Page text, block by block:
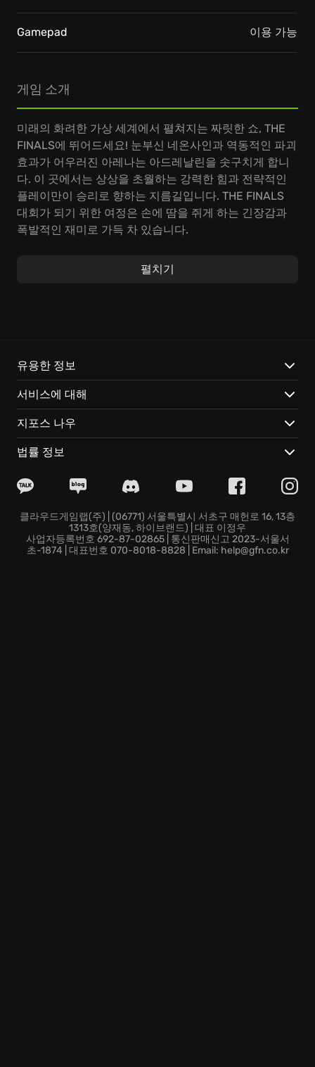
게임 소개
미래의 화려한 가상 세계에서 펼쳐지는 짜릿한 쇼, THE
FINALS에 뛰어드세요! 눈부신 네온사인과 역동적인 파괴
효과가 어우러진 아레나는 아드레날린을 솟구치게 합니
다. 이 곳에서는 상상을 초월하는 강력한 힘과 전략적인
플레이만이 승리로 향하는 지름길입니다. THE FINALS
대회가 되기 위한 여정은 손에 땀을 쥐게 하는 긴장감과
폭발적인 재미로 가득 차 있습니다.
THE FINALS의 핵심은 팀워크와 순발력입니다. 다이내믹
다음은 THE FINALS의 매력을 더욱 돋보이게 하는 핵심
요소들입니다:
역동적인 파괴
용, 즉흥적인 플레이가 가능합니다.
(contender)를 선택하여 자신만의 플레이 스타일을 구축
클라우드 게이밍: 언제 어디서든 고품질의 그래픽과 부드
러운 게임 플레이를 경험할 수 있습니다.
지금 바로 THE FINALS에 참가하여 짜릿한 승리의 순간
펼치기
Gamepad 이용 가능
유용한 정보
서비스에 대해
지포스 나우
법률 정보
클라우드게임랩(주) | (06771) 서울특별시 서초구 매헌로 16, 13층
1313호(양재동, 하이브랜드) | 대표 이정우
사업자등록번호 692-87-02865 | 통신판매신고 2023-서울서
초-1874 | 대표번호 070-8018-8828 | Email: help@gfn.co.kr